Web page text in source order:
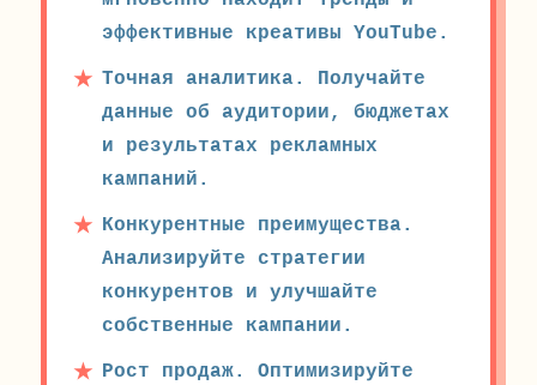
эффективные креативы YouTube.
Точная аналитика. Получайте
данные об аудитории, бюджетах
и результатах рекламных
кампаний.
Конкурентные преимущества.
Анализируйте стратегии
конкурентов и улучшайте
собственные кампании.
Рост продаж. Оптимизируйте